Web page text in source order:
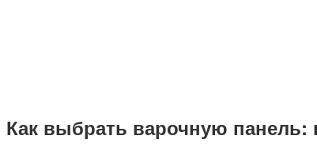
Как выбрать варочную панель: